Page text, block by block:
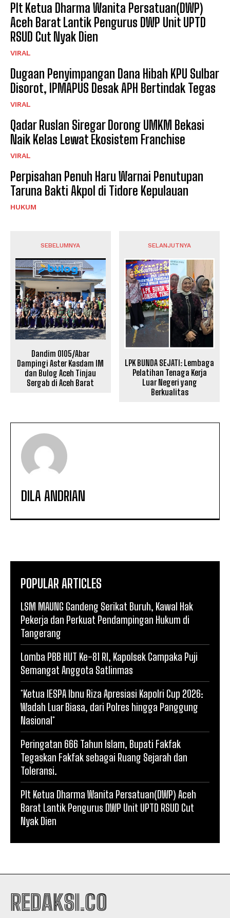
Plt Ketua Dharma Wanita Persatuan(DWP)
Aceh Barat Lantik Pengurus DWP Unit UPTD
RSUD Cut Nyak Dien
VIRAL
Dugaan Penyimpangan Dana Hibah KPU Sulbar
Disorot, IPMAPUS Desak APH Bertindak Tegas
VIRAL
Qadar Ruslan Siregar Dorong UMKM Bekasi
Naik Kelas Lewat Ekosistem Franchise
VIRAL
Perpisahan Penuh Haru Warnai Penutupan
Taruna Bakti Akpol di Tidore Kepulauan
HUKUM
SEBELUMNYA
Dandim 0105/Abar
Dampingi Aster Kasdam IM
dan Bulog Aceh Tinjau
Sergab di Aceh Barat
SELANJUTNYA
LPK BUNDA SEJATI: Lembaga
Pelatihan Tenaga Kerja
Luar Negeri yang
Berkualitas
DILA ANDRIAN
POPULAR ARTICLES
LSM MAUNG Gandeng Serikat Buruh, Kawal Hak
Pekerja dan Perkuat Pendampingan Hukum di
Tangerang
Lomba PBB HUT Ke-81 RI, Kapolsek Campaka Puji
Semangat Anggota Satlinmas
*Ketua IESPA Ibnu Riza Apresiasi Kapolri Cup 2026:
Wadah Luar Biasa, dari Polres hingga Panggung
Nasional*
Peringatan 666 Tahun Islam, Bupati Fakfak
Tegaskan Fakfak sebagai Ruang Sejarah dan
Toleransi.
Plt Ketua Dharma Wanita Persatuan(DWP) Aceh
Barat Lantik Pengurus DWP Unit UPTD RSUD Cut
Nyak Dien
REDAKSI.CO